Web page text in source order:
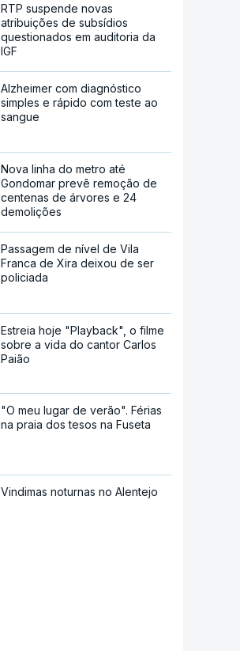
RTP suspende novas
atribuições de subsídios
questionados em auditoria da
IGF
Alzheimer com diagnóstico
simples e rápido com teste ao
sangue
Nova linha do metro até
Gondomar prevê remoção de
centenas de árvores e 24
demolições
Passagem de nível de Vila
Franca de Xira deixou de ser
policiada
Estreia hoje "Playback", o filme
sobre a vida do cantor Carlos
Paião
"O meu lugar de verão". Férias
na praia dos tesos na Fuseta
Vindimas noturnas no Alentejo